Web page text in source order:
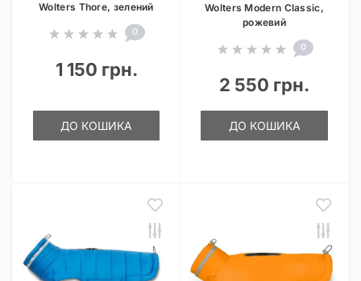
Wolters Thore, зелений
0
1 150 грн.
ДО КОШИКА
Wolters Modern Classic,
рожевий
0
2 550 грн.
ДО КОШИКА